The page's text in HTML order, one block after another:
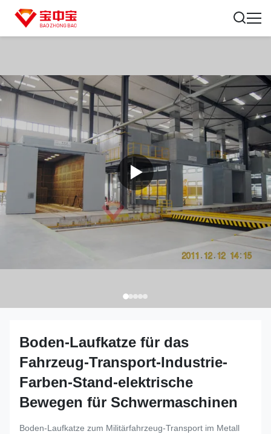
Boden-Laufkatze für das
Fahrzeug-Transport-Industrie-
Farben-Stand-elektrische
Bewegen für Schwermaschinen
Boden-Laufkatze zum Militärfahrzeug-Transport im Metall